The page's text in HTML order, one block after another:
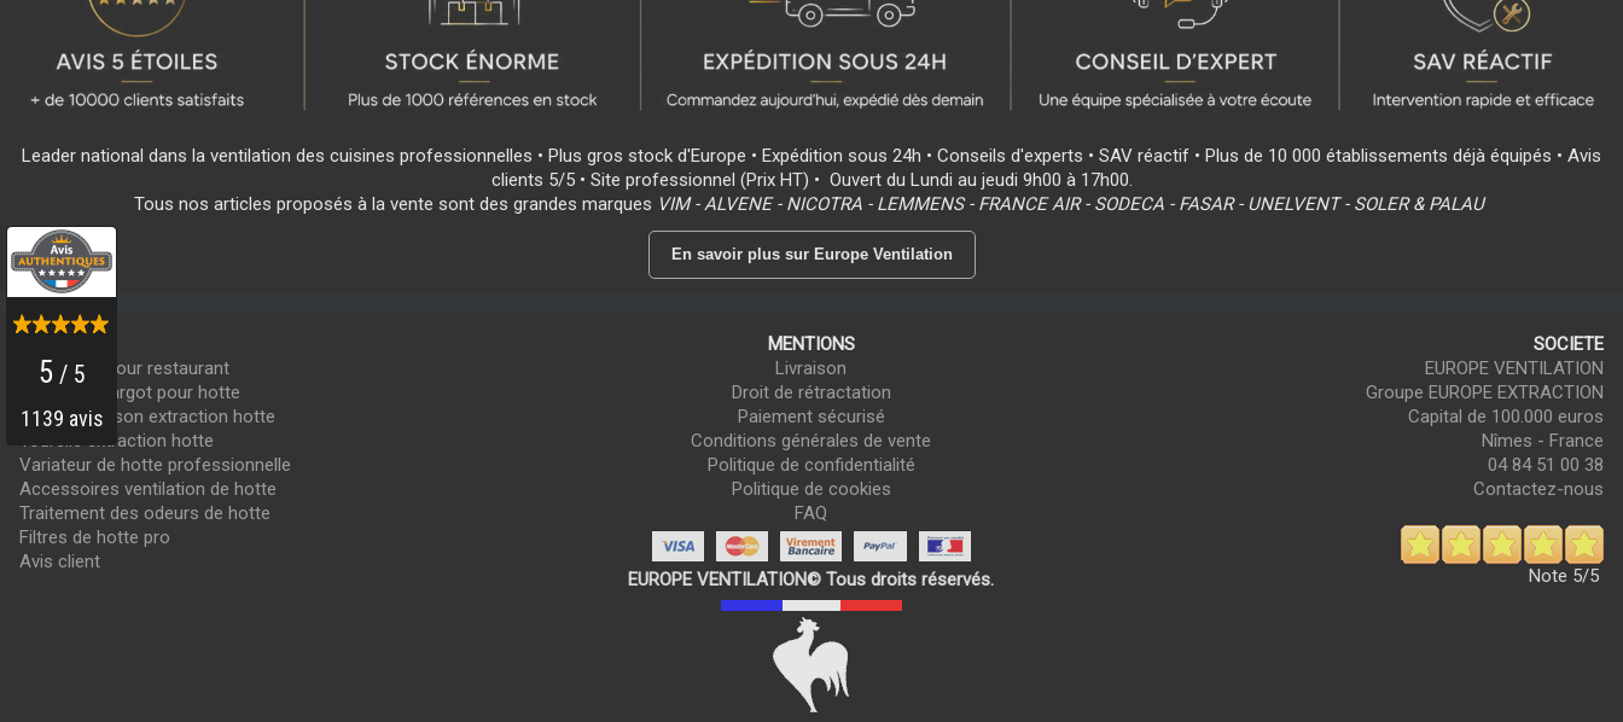
Leader national dans la ventilation des cuisines professionnelles • Plus gros stock d'Europe • Expédition sous 24h • Conseils d'experts • SAV réactif • Plus de 10 000 établissements déjà équipés • Avis
clients 5/5 • Site professionnel (Prix HT) • Ouvert du Lundi au jeudi 9h00 à 17h00.
Tous nos articles proposés à la vente sont des grandes marques VIM - ALVENE - NICOTRA - LEMMENS - FRANCE AIR - SODECA - FASAR - UNELVENT - SOLER & PALAU
En savoir plus sur Europe Ventilation
Hotte inox pour restaurant
Moteur escargot pour hotte
Moteur caisson extraction hotte
Tourelle extraction hotte
Variateur de hotte professionnelle
Accessoires ventilation de hotte
Traitement des odeurs de hotte
Filtres de hotte pro
Avis client
MENTIONS
Livraison
Droit de rétractation
Paiement sécurisé
Conditions générales de vente
Politique de confidentialité
Politique de cookies
FAQ
EUROPE VENTILATION© Tous droits réservés.
SOCIETE
EUROPE VENTILATION
Groupe EUROPE EXTRACTION
Capital de 100.000 euros
Nîmes - France
04 84 51 00 38
Contactez-nous
Note 5/5